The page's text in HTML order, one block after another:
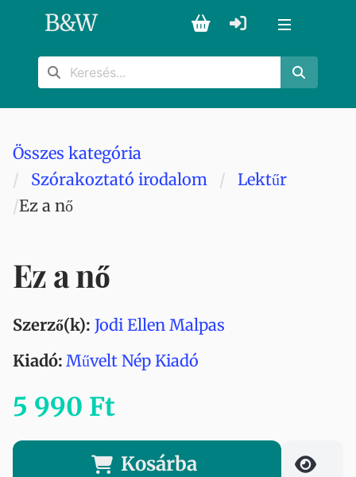
B&W
Összes kategória
Szórakoztató irodalom
Lektűr
Ez a nő
Ez a nő
Szerző(k): Jodi Ellen Malpas
Kiadó: Művelt Nép Kiadó
5 990 Ft
Kosárba